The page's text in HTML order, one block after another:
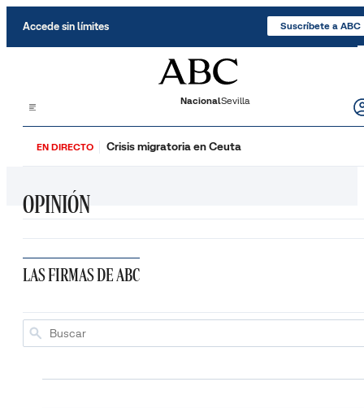
Accede sin límites Suscríbete a ABC
NacionalSevilla
EN DIRECTO Crisis migratoria en Ceuta
OPINIÓN
LAS FIRMAS DE ABC